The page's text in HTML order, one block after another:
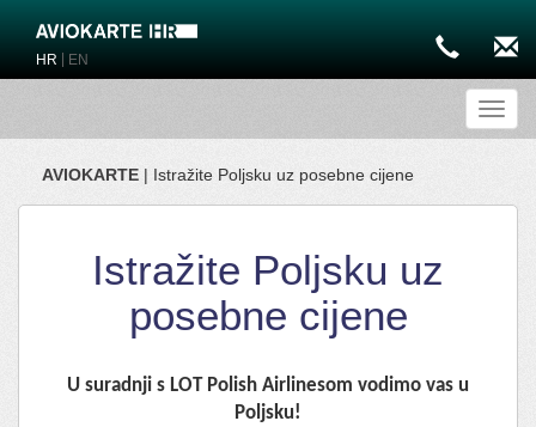
HR EN
AVIOKARTE | Istražite Poljsku uz posebne cijene
Istražite Poljsku uz
posebne cijene
U suradnji s LOT Polish Airlinesom vodimo vas u
Poljsku!